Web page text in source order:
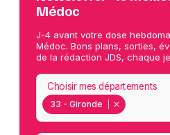
Médoc
J-4 avant votre dose
Médoc. Bons plans, sorties,
de la rédaction JDS, chaque
33 - Gironde
Choisir mes départements